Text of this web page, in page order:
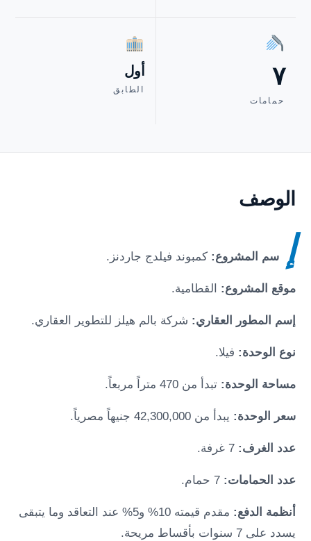
٧
حمامات
أول
الطابق
الوصف
إ سم المشروع:كمبوند فيلدج جاردنز .
موقع المشروع: القطامية.
إسم المطور العقاري: شركة بالم هيلز للتطوير العقاري.
نوع الوحدة: فيلا.
مساحة الوحدة:تبدأ من 470 متراً مربعاً.
سعر الوحدة: يبدأ من 42,300,000 جنيهاً مصرياً.
عدد الغرف: 7 غرفة.
عدد الحمامات: 7 حمام.
أنظمة الدفع:
مقدم قيمته 10% و5% عند التعاقد وما يتبقى
يسدد على 7 سنوات بأقساط مريحة.